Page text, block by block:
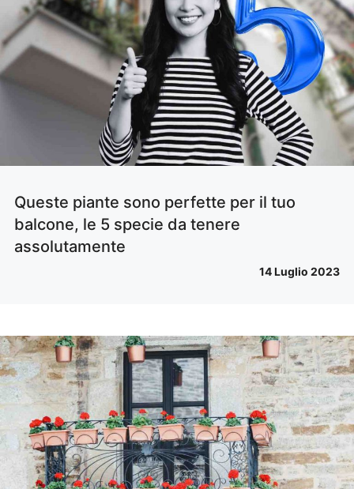
Queste piante sono perfette per il tuo
balcone, le 5 specie da tenere
assolutamente
14 Luglio 2023